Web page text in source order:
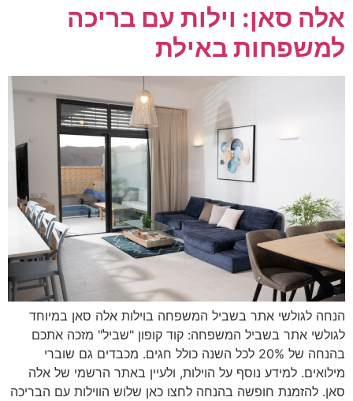
אלה סאן: וילות עם בריכה
למשפחות באילת
הנחה לגולשי אתר בשביל המשפחה בוילות אלה סאן במיוחד
לגולשי אתר בשביל המשפחה: קוד קופון "שביל" מזכה אתכם
בהנחה של 20% לכל השנה כולל חגים. מכבדים גם שוברי
מילואים. למידע נוסף על הוילות, ולעיין באתר הרשמי של אלה
סאן. להזמנת חופשה בהנחה לחצו כאן שלוש הווילות עם הבריכה